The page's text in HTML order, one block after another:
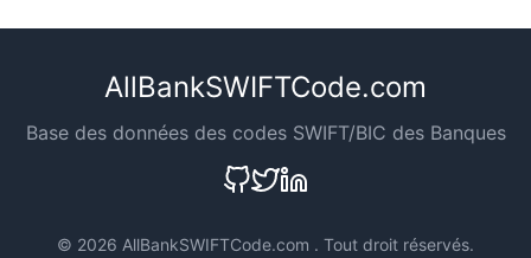
AllBankSWIFTCode.com
Base des données des codes SWIFT/BIC des Banques
© 2026 AllBankSWIFTCode.com . Tout droit réservés.